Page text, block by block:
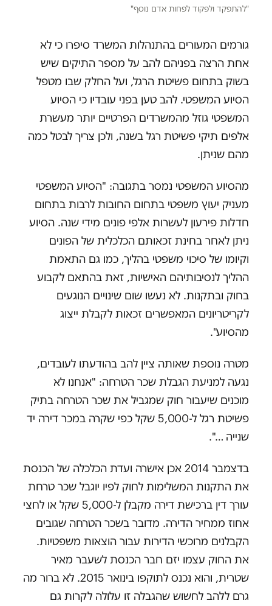
"להתפקד ולפקוד לפחות אדם נוסף"
גורמים המעורים בהתנהלות המשרד סיפרו כי לא
אחת הרצה בפניהם להב על מספר התיקים שיש
בשוק בתחום פשיטת הרגל, ועל החלק שבו מטפל
הסיוע המשפטי. להב טען בפני עובדיו כי הסיוע
המשפטי גוזל מהמשרדים הפרטיים יותר מעשרת
אלפים תיקי פשיטת רגל בשנה, ולכן צריך לבטל כמה
מהם שניתן.
מהסיוע המשפטי נמסר בתגובה: "הסיוע המשפטי
מעניק יעוץ משפטי בתחום החובות לרבות בתחום
חדלות פירעון לעשרות אלפי פונים מידי שנה. הסיוע
ניתן לאחר בחינת זכאותם הכלכלית של הפונים
וקיומו של סיכוי משפטי בהליך, כמו גם התאמת
ההליך לנסיבותיהם האישיות, זאת בהתאם לקבוע
בחוק ובתקנות. לא נעשו שום שינויים הנוגעים
לקריטריונים המאפשרים זכאות לקבלת ייצוג
מהסיוע".
מטרה נוספת שאותה ציין להב בהודעתו לעובדים,
נגעה למניעת הגבלת שכר הטרחה: "אנחנו לא
מוכנים שיעבור חוק שמגביל את שכר הטרחה בתיק
פשיטת רגל ל-5,000 שקל כפי שקרה במכר דירה יד
שנייה …".
בדצמבר 2014 אכן אישרה ועדת הכלכלה של הכנסת
את התקנות המשלימות לחוק לפיו יוגבל שכר טרחת
עורך דין ברכישת דירה מקבלן ל-5,000 שקל או לחצי
אחוז ממחיר הדירה. מדובר בשכר הטרחה שגובים
הקבלנים מרוכשי הדירות עבור הוצאות משפטיות.
את החוק עצמו יזם חבר הכנסת לשעבר מאיר
שטרית, והוא נכנס לתוקפו בינואר 2015. לא ברור מה
גרם ללהב לחשוש שהגבלה זו עלולה לקרות גם